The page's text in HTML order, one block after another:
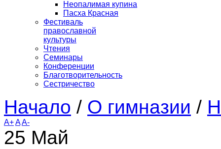
Неопалимая купина
Пасха Красная
Фестиваль
православной
культуры
Чтения
Семинары
Конференции
Благотворительность
Сестричество
Начало / О гимназии /
A+AA-
25 Май